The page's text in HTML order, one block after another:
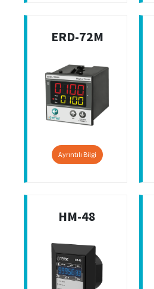
ERD-72M
Ayrıntılı Bilgi
HM-48